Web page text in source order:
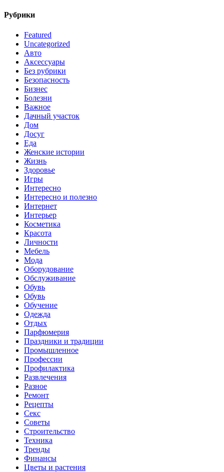
Рубрики
Featured
Uncategorized
Авто
Аксессуары
Без рубрики
Безопасность
Бизнес
Болезни
Важное
Дачный участок
Дом
Досуг
Еда
Женские истории
Жизнь
Здоровье
Игры
Интересно
Интересно и полезно
Интернет
Интерьер
Косметика
Красота
Личности
Мебель
Мода
Оборудование
Обслуживание
Обувь
Обувь
Обучение
Одежда
Отдых
Парфюмерия
Праздники и традиции
Промышленное
Профессии
Профилактика
Развлечения
Разное
Ремонт
Рецепты
Секс
Советы
Строительство
Техника
Тренды
Финансы
Цветы и растения